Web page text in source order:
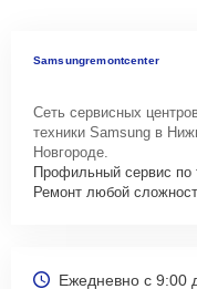
Samsungremontcenter
Сеть сервисных
техники Samsung в
Новгороде.
Профильный сервис по
Ремонт любой
Ежедневно с 9:00